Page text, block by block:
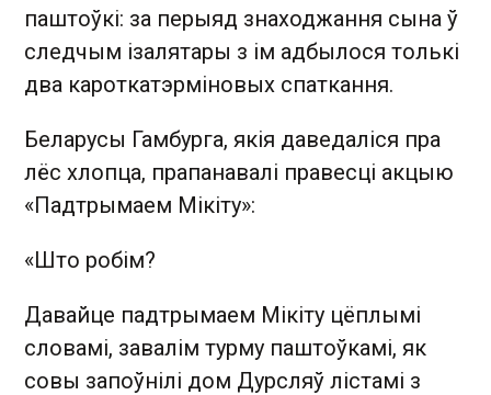
паштоўкі: за перыяд знаходжання сына ў
следчым ізалятары з ім адбылося толькі
два кароткатэрміновых спаткання.
Беларусы Гамбурга, якія даведаліся пра
лёс хлопца, прапанавалі правесці акцыю
«Падтрымаем Мікіту»:
«Што робім?
Давайце падтрымаем Мікіту цёплымі
словамі, завалім турму паштоўкамі, як
совы запоўнілі дом Дурсляў лістамі з